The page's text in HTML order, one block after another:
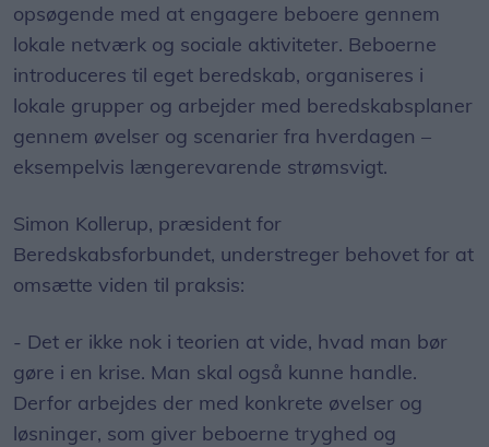
opsøgende med at engagere beboere gennem
lokale netværk og sociale aktiviteter. Beboerne
introduceres til eget beredskab, organiseres i
lokale grupper og arbejder med beredskabsplaner
gennem øvelser og scenarier fra hverdagen –
eksempelvis længerevarende strømsvigt.
Simon Kollerup, præsident for
Beredskabsforbundet, understreger behovet for at
omsætte viden til praksis:
- Det er ikke nok i teorien at vide, hvad man bør
gøre i en krise. Man skal også kunne handle.
Derfor arbejdes der med konkrete øvelser og
løsninger, som giver beboerne tryghed og